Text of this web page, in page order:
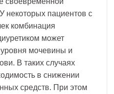
некоторых пациентов с
комбинация
может
мочевины и
В таких случаях
в снижении
средств. При этом